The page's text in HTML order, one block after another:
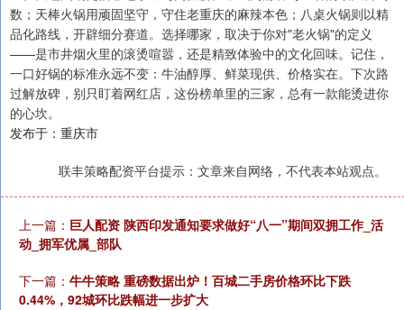
数；天棒火锅用顽固坚守，守住老重庆的麻辣本色；八桌火锅则以精
品化路线，开辟细分赛道。选择哪家，取决于你对"老火锅"的定义
——是市井烟火里的滚烫喧嚣，还是精致体验中的文化回味。记住，
一口好锅的标准永远不变：牛油醇厚、鲜菜现供、价格实在。下次路
过解放碑，别只盯着网红店，这份榜单里的三家，总有一款能烫进你
的心坎。
发布于：重庆市
联丰策略配资平台提示：文章来自网络，不代表本站观点。
上一篇： 巨人配资 陕西印发通知要求做好“八一”期间双拥工作_活
动_拥军优属_部队
下一篇： 牛牛策略 重磅数据出炉！百城二手房价格环比下跌
0.44%，92城环比跌幅进一步扩大